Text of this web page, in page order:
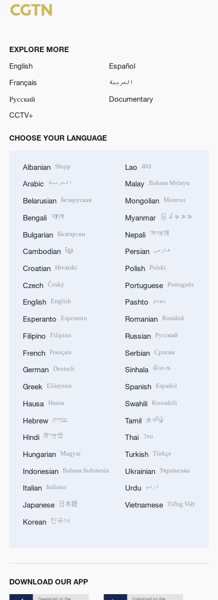
EXPLORE MORE
English
Español
Français
العربية
Русский
Documentary
CCTV+
CHOOSE YOUR LANGUAGE
Albanian Shqip
Arabic العربية
Belarusian Беларуская
Bengali বাংলা
Bulgarian Български
Cambodian ខ្មែរ
Croatian Hrvatski
Czech Český
English English
Esperanto Esperanto
Filipino Filipino
French Français
German Deutsch
Greek Ελληνικά
Hausa Hausa
Hebrew עברית
Hindi हिन्दी
Hungarian Magyar
Indonesian Bahasa Indonesia
Italian Italiano
Japanese 日本語
Korean 한국어
Lao ລາວ
Malay Bahasa Melayu
Mongolian Монгол
Myanmar မြန်မာဘာသာ
Nepali नेपाली
Persian فارسی
Polish Polski
Portuguese Português
Pashto پښتو
Romanian Română
Russian Русский
Serbian Српски
Sinhala සිංහල
Spanish Español
Swahili Kiswahili
Tamil தமிழ்
Thai ไทย
Turkish Türkçe
Ukrainian Українська
Urdu اردو
Vietnamese Tiếng Việt
DOWNLOAD OUR APP